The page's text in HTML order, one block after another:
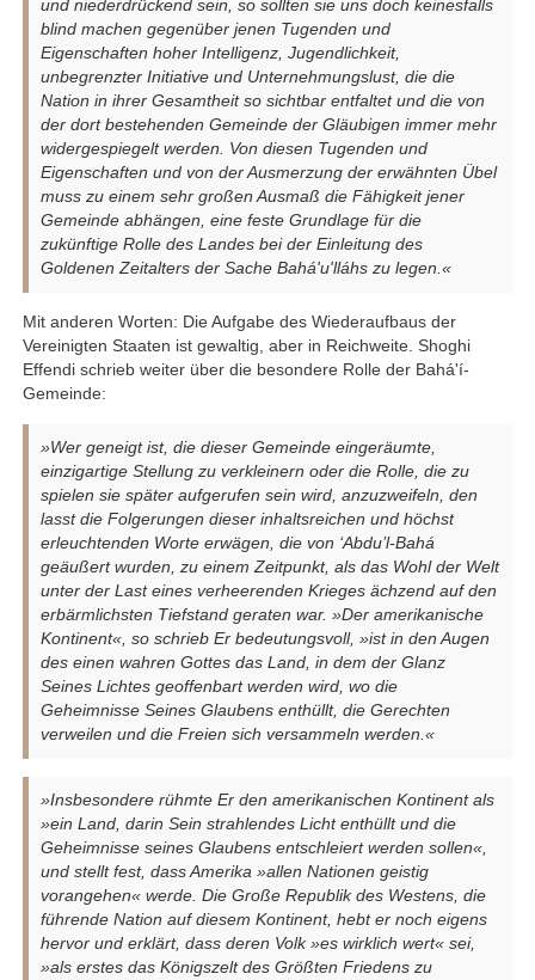
und niederdrückend sein, so sollten sie uns doch keinesfalls
blind machen gegenüber jenen Tugenden und
Eigenschaften hoher Intelligenz, Jugendlichkeit,
unbegrenzter Initiative und Unternehmungslust, die die
Nation in ihrer Gesamtheit so sichtbar entfaltet und die von
der dort bestehenden Gemeinde der Gläubigen immer mehr
widergespiegelt werden. Von diesen Tugenden und
Eigenschaften und von der Ausmerzung der erwähnten Übel
muss zu einem sehr großen Ausmaß die Fähigkeit jener
Gemeinde abhängen, eine feste Grundlage für die
zukünftige Rolle des Landes bei der Einleitung des
Goldenen Zeitalters der Sache Bahá'u'lláhs zu legen.«
Mit anderen Worten: Die Aufgabe des Wiederaufbaus der
Vereinigten Staaten ist gewaltig, aber in Reichweite. Shoghi
Effendi schrieb weiter über die besondere Rolle der Bahá'í-
Gemeinde:
»Wer geneigt ist, die dieser Gemeinde eingeräumte,
einzigartige Stellung zu verkleinern oder die Rolle, die zu
spielen sie später aufgerufen sein wird, anzuzweifeln, den
lasst die Folgerungen dieser inhaltsreichen und höchst
erleuchtenden Worte erwägen, die von ‘Abdu’l-Bahá
geäußert wurden, zu einem Zeitpunkt, als das Wohl der Welt
unter der Last eines verheerenden Krieges ächzend auf den
erbärmlichsten Tiefstand geraten war. »Der amerikanische
Kontinent«, so schrieb Er bedeutungsvoll, »ist in den Augen
des einen wahren Gottes das Land, in dem der Glanz
Seines Lichtes geoffenbart werden wird, wo die
Geheimnisse Seines Glaubens enthüllt, die Gerechten
verweilen und die Freien sich versammeln werden.«
»Insbesondere rühmte Er den amerikanischen Kontinent als
»ein Land, darin Sein strahlendes Licht enthüllt und die
Geheimnisse seines Glaubens entschleiert werden sollen«,
und stellt fest, dass Amerika »allen Nationen geistig
vorangehen« werde. Die Große Republik des Westens, die
führende Nation auf diesem Kontinent, hebt er noch eigens
hervor und erklärt, dass deren Volk »es wirklich wert« sei,
»als erstes das Königszelt des Größten Friedens zu